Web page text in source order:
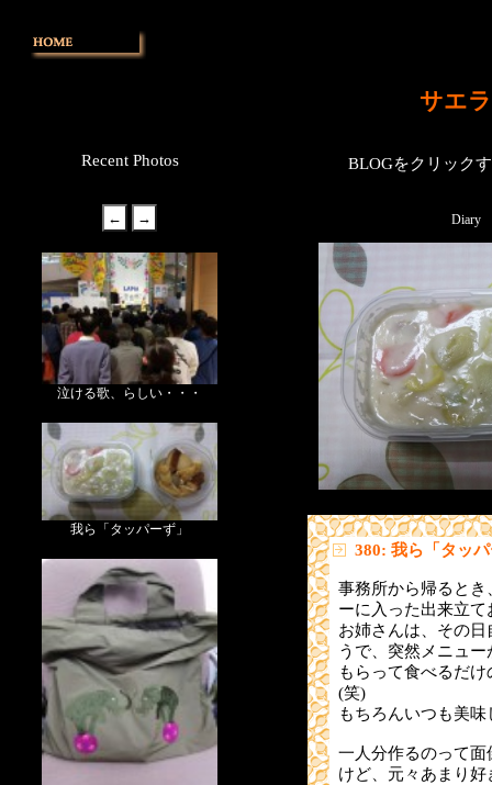
サエ
Recent Photos
泣ける歌、らしい・・・
我ら「タッパーず」
BLOGをクリック
Diary
380: 我ら「タッ
事務所から帰ると
ーに入った出来立
お姉さんは、その
うで、突然メニュ
もらって食べるだ
(笑)
もちろんいつも美味
一人分作るのって
けど、元々あまり